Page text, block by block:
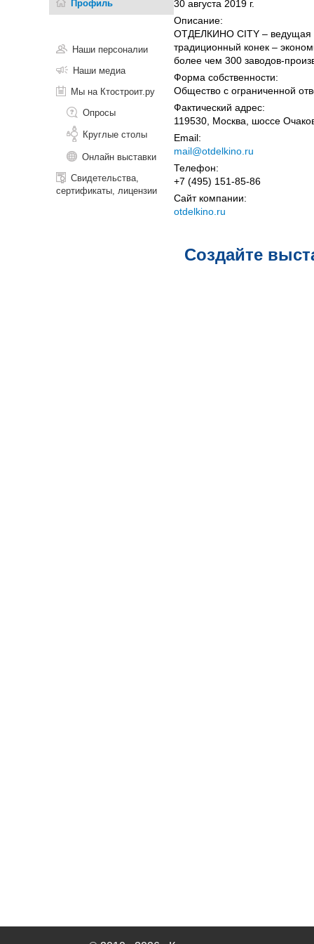
Профиль
Наши персоналии
Наши медиа
Мы на Ктостроит.ру
Опросы
Круглые столы
Онлайн выставки
Свидетельства,
сертификаты, лицензии
30 августа 2019 г.
Описание:
ОТДЕЛКИНО CITY – ведущая
традиционный конек –
более чем 300 заводов-
Форма собственности:
Общество с ограниченной
Фактический адрес:
119530, Москва, шоссе
Email:
mail@otdelkino.ru
Телефон:
+7 (495) 151-85-86
Сайт компании:
otdelkino.ru
Создайте